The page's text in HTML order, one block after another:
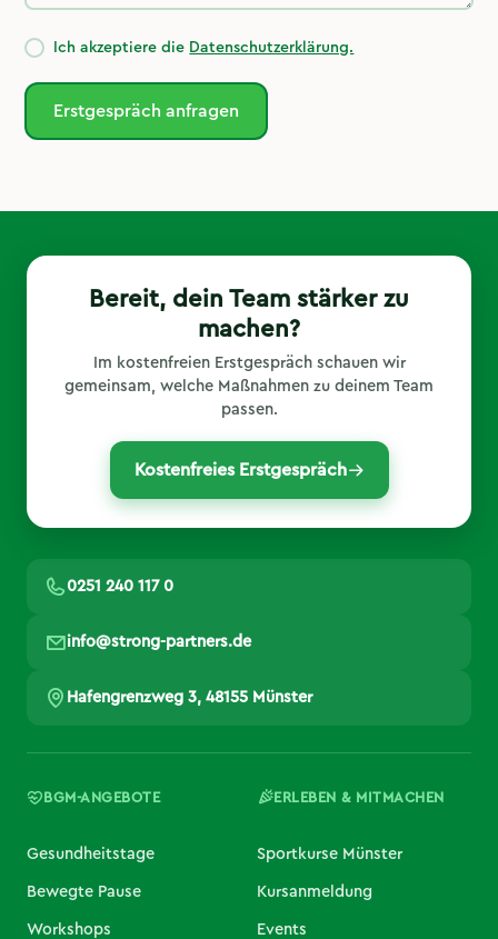
Ich akzeptiere die Datenschutzerklärung.
Bereit, dein Team stärker zu
machen?
Im kostenfreien Erstgespräch schauen wir
gemeinsam, welche Maßnahmen zu deinem Team
passen.
Kostenfreies Erstgespräch
0251 240 117 0
info@strong-partners.de
Hafengrenzweg 3, 48155 Münster
BGM-ANGEBOTE
Gesundheitstage
Bewegte Pause
Workshops
ERLEBEN & MITMACHEN
Sportkurse Münster
Kursanmeldung
Events